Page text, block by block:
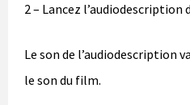
2 – Lancez l’audiodescription
Le son de l’audiodescription
le son du film.